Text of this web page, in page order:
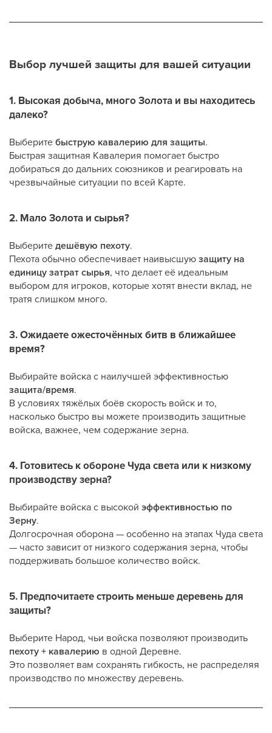
Выбор лучшей защиты для вашей ситуации
1. Высокая добыча, много Золота и вы находитесь
далеко?
Выберитебыструю кавалерию для защиты.
Быстрая защитная Кавалерия помогает быстро
добираться до дальних союзников и реагировать на
чрезвычайные ситуации по всей Карте.
2. Мало Золота и сырья?
Выберитедешёвую пехоту.
Пехота обычно обеспечивает наивысшуюзащиту на
единицу затрат сырья, что делает её идеальным
выбором для игроков, которые хотят внести вклад, не
тратя слишком много.
3. Ожидаете ожесточённых битв в ближайшее
время?
Выбирайте войска с наилучшей эффективностью
защита/время.
В условиях тяжёлых боёв скорость войск и то,
насколько быстро вы можете производить защитные
войска, важнее, чем содержание зерна.
4. Готовитесь к обороне Чуда света или к низкому
производству зерна?
Выбирайте войска с высокой эффективностью по
Зерну.
Долгосрочная оборона — особенно на этапах Чуда света
— часто зависит от низкого содержания зерна, чтобы
поддерживать большое количество войск.
5. Предпочитаете строить меньше деревень для
защиты?
Выберите Народ, чьи войска позволяют производить
пехоту + кавалерию в одной Деревне.
Это позволяет вам сохранять гибкость, не распределяя
производство по множеству деревень.